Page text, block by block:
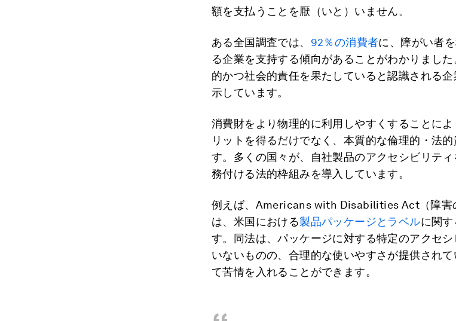
額を支払うことを厭（いと）いません。
ある全国調査では、 92％の消費者に、障がい者
る企業を支持する傾向があることがわかりまし
的かつ社会的責任を果たしていると認識される
示しています。
消費財をより物理的に利用しやすくすることに
リットを得るだけでなく、本質的な倫理的・法
す。多くの国々が、自社製品のアクセシビリテ
務付ける法的枠組みを導入しています。
例えば、Americans with Disabilities Act（障害
は、米国における製品パッケージとラベルに関
す。同法は、パッケージに対する特定のアクセ
いないものの、合理的な使いやすさが提供され
て苦情を入れることができます。